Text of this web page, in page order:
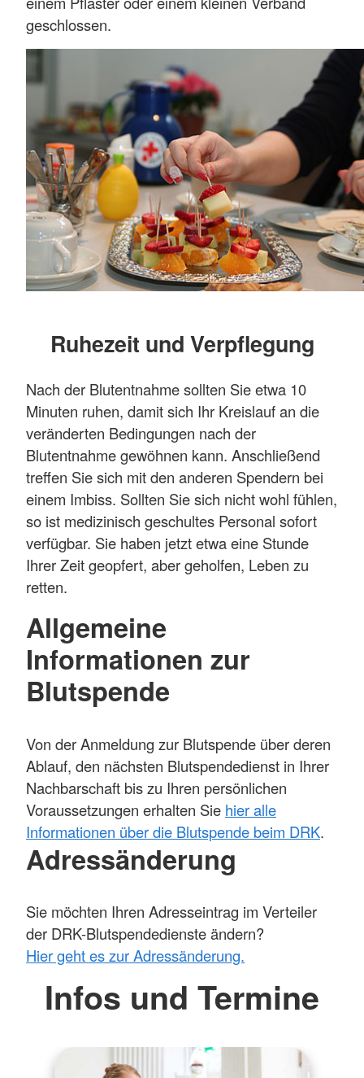
geschlossen.
Ruhezeit und Verpflegung
Nach der Blutentnahme sollten Sie etwa 10
Minuten ruhen, damit sich Ihr Kreislauf an die
veränderten Bedingungen nach der
Blutentnahme gewöhnen kann. Anschließend
treffen Sie sich mit den anderen Spendern bei
einem Imbiss. Sollten Sie sich nicht wohl fühlen,
so ist medizinisch geschultes Personal sofort
verfügbar. Sie haben jetzt etwa eine Stunde
Ihrer Zeit geopfert, aber geholfen, Leben zu
retten.
Allgemeine
Informationen zur
Blutspende
Von der Anmeldung zur Blutspende über deren
Ablauf, den nächsten Blutspendedienst in Ihrer
Nachbarschaft bis zu Ihren persönlichen
Voraussetzungen erhalten Sie hier alle
Informationen über die Blutspende beim DRK.
Adressänderung
Sie möchten Ihren Adresseintrag im Verteiler
der DRK-Blutspendedienste ändern?
Hier geht es zur Adressänderung.
Infos und Termine